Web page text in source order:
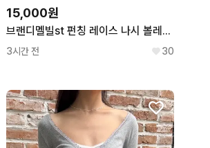
15,000원
브랜디멜빌st 펀칭 레이스 나시 볼레로 가디건 아이보리 화이트
3시간 전 30